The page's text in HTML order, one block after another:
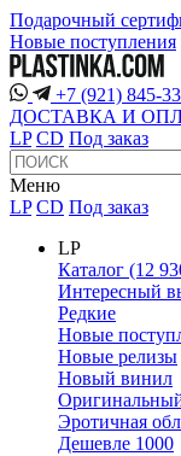
Подарочный
Новые поступления
+7 (921) 845-
ДОСТАВКА И
LP CD Под заказ
Меню
LP CD Под заказ
LP
Каталог (12
Интересный
Редкие
Новые
Новые релизы
Новый винил
Эротичная
Дешевле 1000